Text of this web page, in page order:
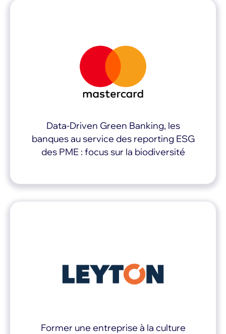
Data-Driven Green Banking, les
banques au service des reporting ESG
des PME : focus sur la biodiversité
Former une entreprise à la culture